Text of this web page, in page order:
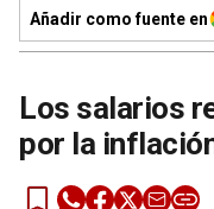
Añadir como fuente en
Los salarios
por la